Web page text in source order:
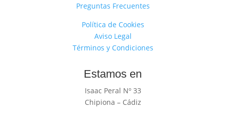
Preguntas Frecuentes
Política de Cookies
Aviso Legal
Términos y Condiciones
Estamos en
Isaac Peral Nº 33
Chipiona – Cádiz